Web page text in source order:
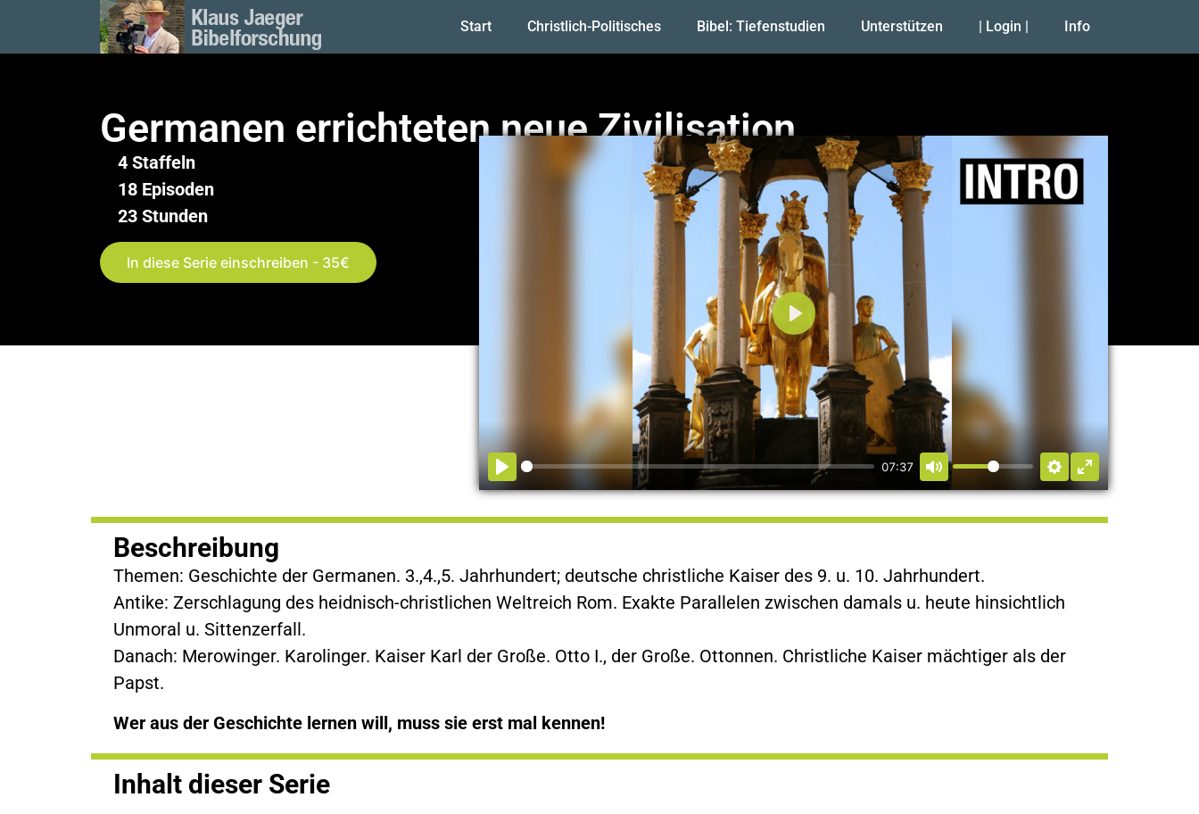
Start Christlich-Politisches Bibel: Tiefenstudien Unterstützen | Login | Info
Germanen errichteten neue Zivilisation
4 Staffeln
18 Episoden
23 Stunden
In diese Serie einschreiben - 35€
07:37
Abspielen
Beschreibung
Themen: Geschichte der Germanen. 3.,4.,5. Jahrhundert; deutsche christliche Kaiser des 9. u. 10. Jahrhundert.
Antike: Zerschlagung des heidnisch-christlichen Weltreich Rom. Exakte Parallelen zwischen damals u. heute hinsichtlich
Unmoral u. Sittenzerfall.
Danach: Merowinger. Karolinger. Kaiser Karl der Große. Otto I., der Große. Ottonnen. Christliche Kaiser mächtiger als der
Papst.
Wer aus der Geschichte lernen will, muss sie erst mal kennen!
Inhalt dieser Serie